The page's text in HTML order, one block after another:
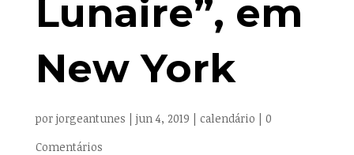
Lunaire”, em
New York
por jorgeantunes | jun 4, 2019 | calendário | 0
Comentários